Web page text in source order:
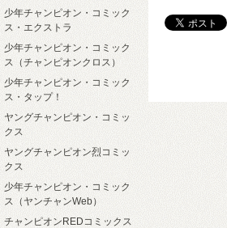
少年チャンピオン・コミック
ス・エクストラ
少年チャンピオン・コミック
ス（チャンピオンクロス）
少年チャンピオン・コミック
ス・タップ！
ヤングチャンピオン・コミッ
クス
ヤングチャンピオン烈コミッ
クス
少年チャンピオン・コミック
ス（ヤンチャンWeb）
チャンピオンREDコミックス